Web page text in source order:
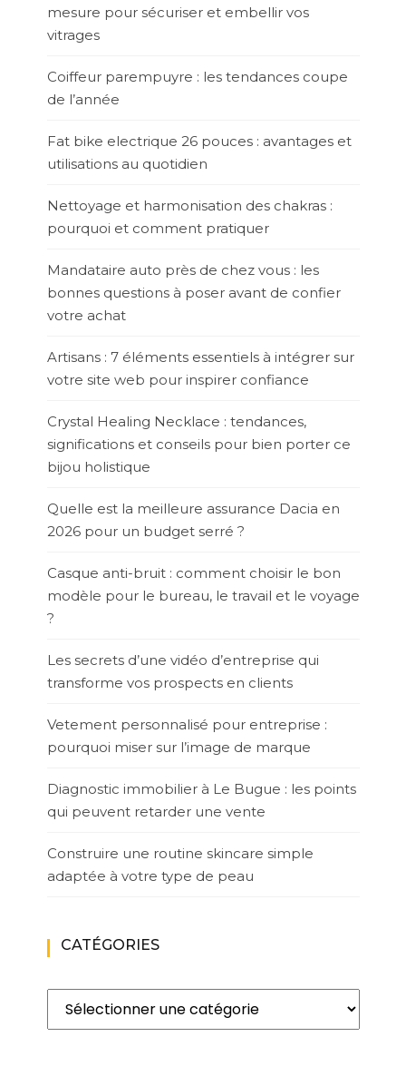
mesure pour sécuriser et embellir vos
vitrages
Coiffeur parempuyre : les tendances coupe
de l’année
Fat bike electrique 26 pouces : avantages et
utilisations au quotidien
Nettoyage et harmonisation des chakras :
pourquoi et comment pratiquer
Mandataire auto près de chez vous : les
bonnes questions à poser avant de confier
votre achat
Artisans : 7 éléments essentiels à intégrer sur
votre site web pour inspirer confiance
Crystal Healing Necklace : tendances,
significations et conseils pour bien porter ce
bijou holistique
Quelle est la meilleure assurance Dacia en
2026 pour un budget serré ?
Casque anti-bruit : comment choisir le bon
modèle pour le bureau, le travail et le voyage
?
Les secrets d’une vidéo d’entreprise qui
transforme vos prospects en clients
Vetement personnalisé pour entreprise :
pourquoi miser sur l’image de marque
Diagnostic immobilier à Le Bugue : les points
qui peuvent retarder une vente
Construire une routine skincare simple
adaptée à votre type de peau
CATÉGORIES
Catégories